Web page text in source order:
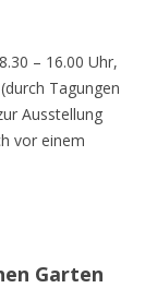
– 16.00 Uhr,
Tagungen
Ausstellung
vor einem
Garten